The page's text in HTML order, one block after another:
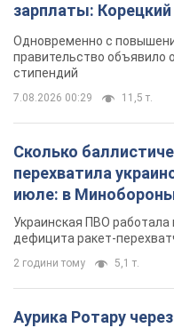
зарплаты:
Одновременно с
правительство объявило
стипендий
7.08.2026 00:29 11,5 т.
Сколько
перехватила
июле: в
Украинская ПВО работала
дефицита ракет-
2 години тому 5,1 т.
Аурика Ротару